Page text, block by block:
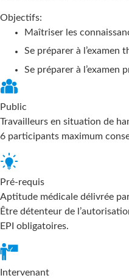
Objectifs:
Maîtriser les
Se préparer à l’examen
Se préparer à l’examen
Public
Travailleurs en situation de
6 participants maximum
Pré-requis
Aptitude médicale délivrée
Être détenteur de
EPI obligatoires.
Intervenant